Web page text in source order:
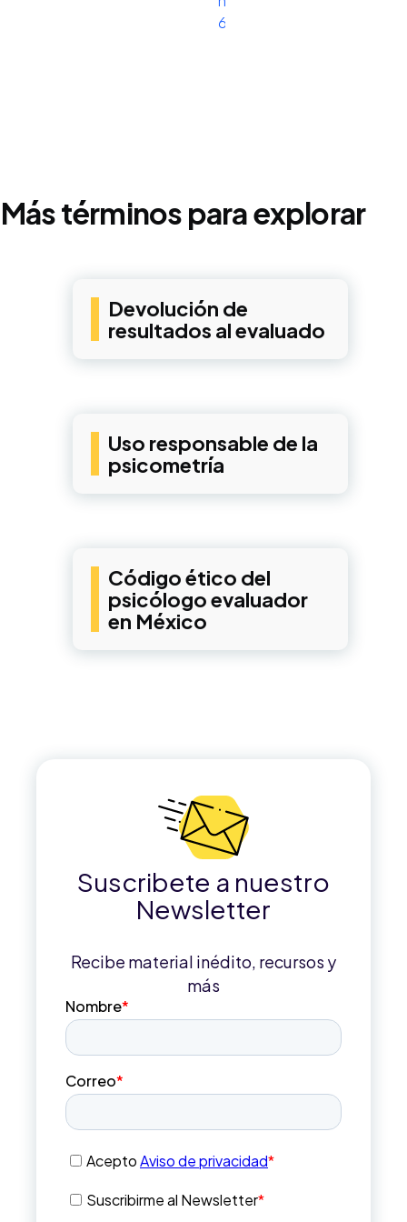
6570.2005.00672.x
Más términos para explorar
Devolución de
resultados al evaluado
Uso responsable de la
psicometría
Código ético del
psicólogo evaluador
en México
Suscribete a nuestro
Newsletter
Recibe material inédito, recursos y
más